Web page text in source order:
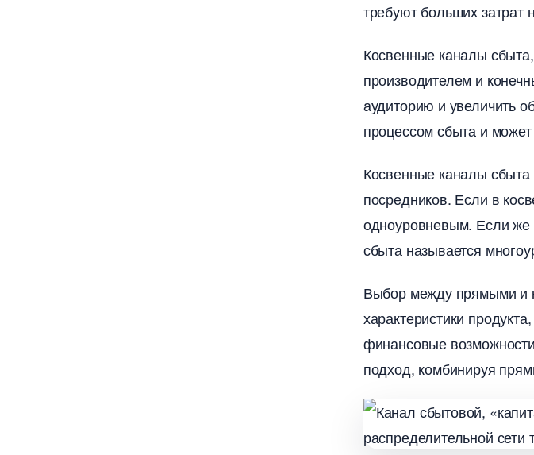
требуют больших затрат
Косвенные каналы
производителем и
аудиторию и увеличить
процессом сбыта и
Косвенные каналы сбыта
посредников. Если в
одноуровневым.​ Если же
сбыта называется
ыбор между прямыми и
характеристики
финансовые
подход, комбинируя